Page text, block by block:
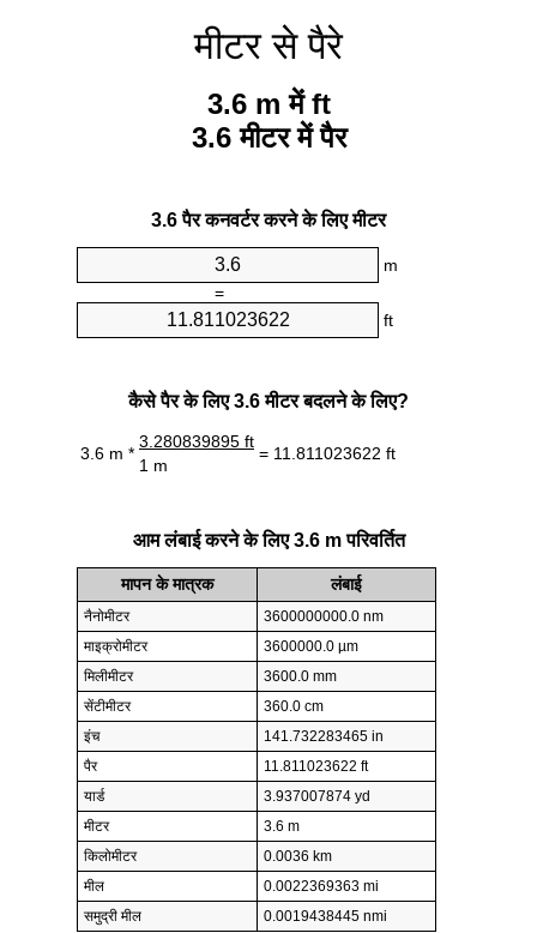
मीटर से पैरे
3.6 m में ft
3.6 मीटर में पैर
3.6 पैर कनवर्टर करने के लिए मीटर
m
=
ft
कैसे पैर के लिए 3.6 मीटर बदलने के लिए?
3.6 m *
3.280839895 ft
= 11.811023622 ft
1 m
आम लंबाई करने के लिए 3.6 m परिवर्तित
मापन के मात्रक लंबाई
नैनोमीटर
3600000000.0 nm
माइक्रोमीटर
3600000.0 µm
मिलीमीटर
3600.0 mm
सेंटीमीटर
360.0 cm
इंच
141.732283465 in
पैर
11.811023622 ft
यार्ड
3.937007874 yd
मीटर
3.6 m
किलोमीटर
0.0036 km
मील
0.0022369363 mi
समुद्री मील
0.0019438445 nmi